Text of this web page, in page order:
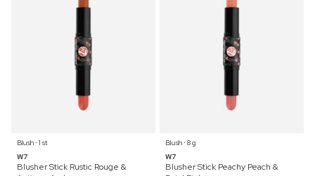
Blush ⋅ 1 st
W7
Blusher Stick Rustic Rouge &
Blush ⋅ 8 g
W7
Blusher Stick Peachy Peach &